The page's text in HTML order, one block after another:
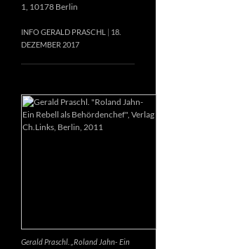
1, 10178 Berlin
INFO GERALD PRASCHL
18.
DEZEMBER 2017
Gerald Praschl. „Roland Jahn- Ein